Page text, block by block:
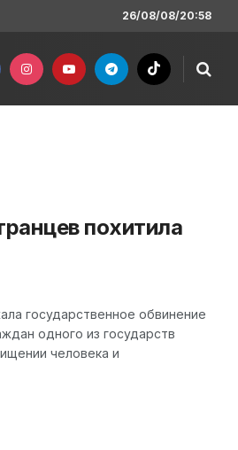
26/08/08/20:58
похитила
государственное обвинение
одного из государств
человека и